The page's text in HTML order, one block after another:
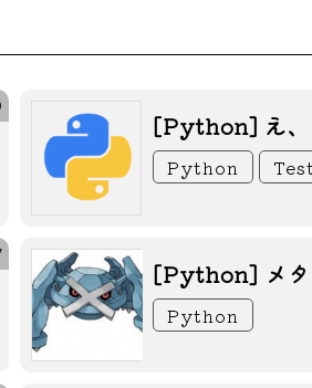
[Python] え、
Python Test
[Python] メタ
Python